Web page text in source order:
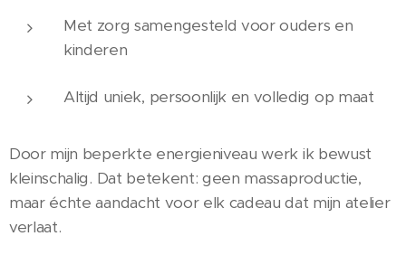
Met zorg samengesteld voor ouders en
kinderen
Altijd uniek, persoonlijk en volledig op maat
Door mijn beperkte energieniveau werk ik bewust
kleinschalig. Dat betekent: geen massaproductie,
maar échte aandacht voor elk cadeau dat mijn atelier
verlaat.